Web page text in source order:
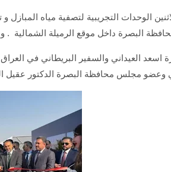
الوحدات التجريبية لتصفية مياه
البصرة داخل موقع الرميلة الشمالية .
اسعد العيداني والسفير البريطاني في
وعضو مجلس محافظة البصرة الدكتور عقيل